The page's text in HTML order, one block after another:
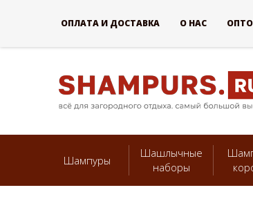
Шампуры
Шашлычные
наборы
ОПЛАТА И ДОСТАВКА О НАС